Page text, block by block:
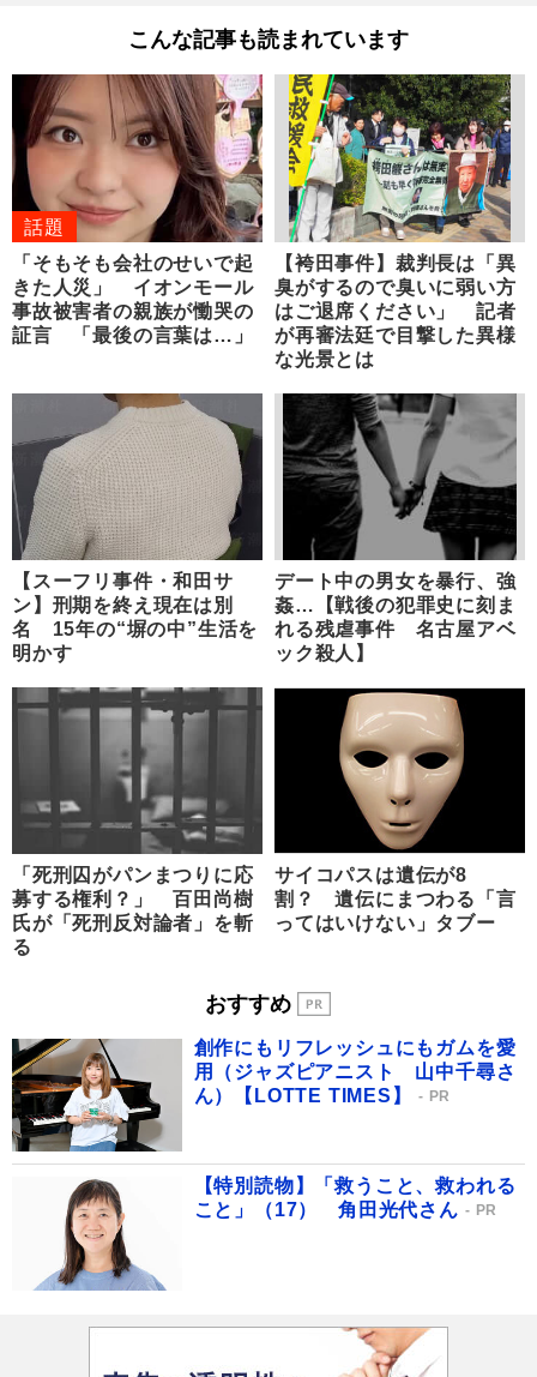
こんな記事も読まれています
話題
「そもそも会社のせいで起
きた人災」 イオンモール
事故被害者の親族が慟哭の
証言 「最後の言葉は…」
【袴田事件】裁判長は「異
臭がするので臭いに弱い方
はご退席ください」 記者
が再審法廷で目撃した異様
な光景とは
【スーフリ事件・和田サ
ン】刑期を終え現在は別
名 15年の“塀の中”生活を
明かす
デート中の男女を暴行、強
姦…【戦後の犯罪史に刻ま
れる残虐事件 名古屋アベ
ック殺人】
「死刑囚がパンまつりに応
募する権利？」 百田尚樹
氏が「死刑反対論者」を斬
る
サイコパスは遺伝が8
割？ 遺伝にまつわる「言
ってはいけない」タブー
おすすめ
創作にもリフレッシュにもガムを愛
用（ジャズピアニスト 山中千尋さ
ん）【LOTTE TIMES】
PR
【特別読物】「救うこと、救われる
こと」（17） 角田光代さん
PR